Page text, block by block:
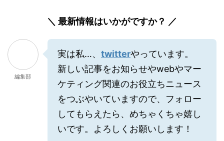
＼ 最新情報はいかがですか？ ／
編集部
実は私…、 twitterやっています。
新しい記事をお知らせやwebやマー
ケティング関連のお役立ちニュース
をつぶやいていますので、フォロー
してもらえたら、めちゃくちゃ嬉し
いです。よろしくお願いします！